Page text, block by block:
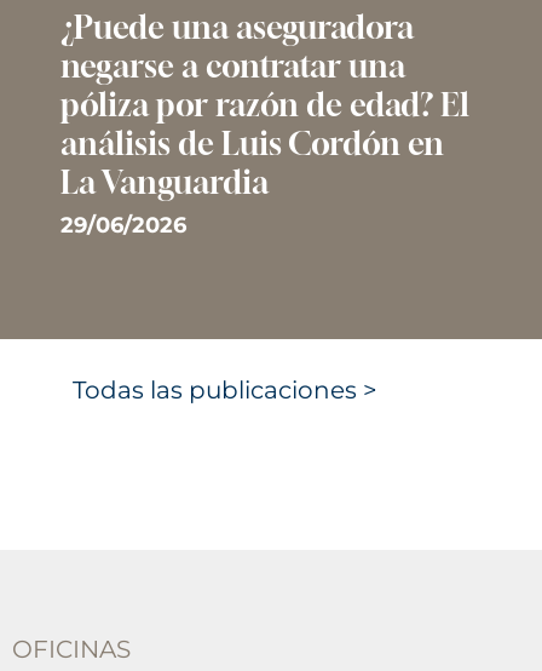
¿Puede una aseguradora
negarse a contratar una
póliza por razón de edad? El
análisis de Luis Cordón en
La Vanguardia
29/06/2026
Todas las publicaciones >
OFICINAS